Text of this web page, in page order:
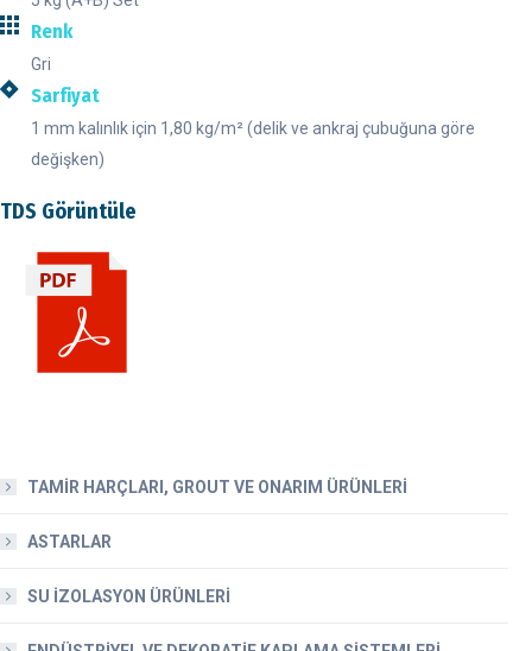
Renk
Gri
Sarfiyat
1 mm kalınlık için 1,80 kg/m² (delik ve ankraj çubuğuna göre
değişken)
TDS Görüntüle
TAMİR HARÇLARI, GROUT VE ONARIM ÜRÜNLERİ
ASTARLAR
SU İZOLASYON ÜRÜNLERİ